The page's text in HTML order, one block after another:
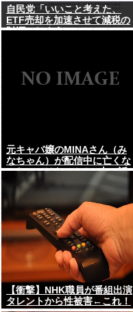
自民党「いいこと考えた、
ETF売却を加速させて減税の
財源にしよう」
元キャバ嬢のMINAさん（み
なちゃん）が配信中に亡くな
ったのではないかとX上で話
題に（※動画あり）
【衝撃】NHK職員が番組出演
タレントから性被害←これ！